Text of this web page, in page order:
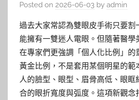
Posted on 2026-06-03 by admin
過去大家常認為雙眼皮手術只要割
能擁有一雙迷人電眼。但隨著醫學
在專家們更強調「個人化比例」的
黃金比例，不是套用某個明星的範
人的臉型、眼型、眉骨高低、眼眶
合的眼折寬度與弧度。這項新觀念